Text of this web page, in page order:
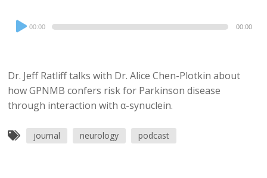
Audio
Player
00:00 00:00
Dr. Jeff Ratliff talks with Dr. Alice Chen-Plotkin about
how GPNMB confers risk for Parkinson disease
through interaction with α-synuclein.
journal neurology podcast